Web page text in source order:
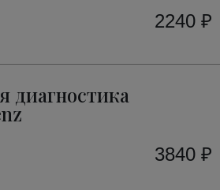
2240 ₽
диагностика
3840 ₽